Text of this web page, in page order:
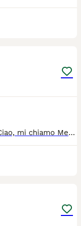
🐾 Cerco una famiglia per sempre! 🐾 Ciao, mi chiamo Merlino! Sono un dolcissimo gattino, affettuoso e giocherellone, in cerca di una casa piena d'amore. Sono vaccinato, sverminato e spulciato, pronto per iniziare la mia nuova vita con una famiglia speciale. Adottabile previo iter di preaffido. Per maggiori informazioni, contattaci! ❤️ Roberta 3401850845